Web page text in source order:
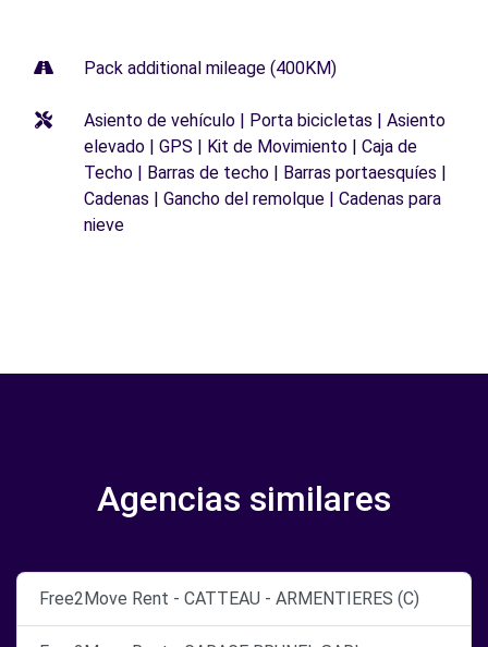
Pack additional mileage (400KM)
Asiento de vehículo | Porta bicicletas | Asiento
elevado | GPS | Kit de Movimiento | Caja de
Techo | Barras de techo | Barras portaesquíes |
Cadenas | Gancho del remolque | Cadenas para
nieve
Agencias similares
Free2Move Rent - CATTEAU - ARMENTIERES (C)